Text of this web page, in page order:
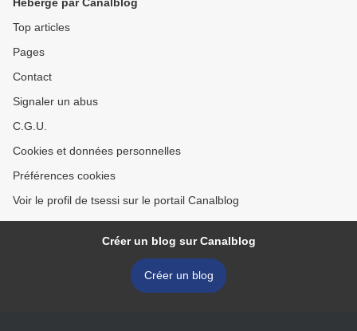
Top articles
Pages
Contact
Signaler un abus
C.G.U.
Cookies et données personnelles
Préférences cookies
Voir le profil de tsessi sur le portail Canalblog
Créer un blog sur Canalblog
Créer un blog